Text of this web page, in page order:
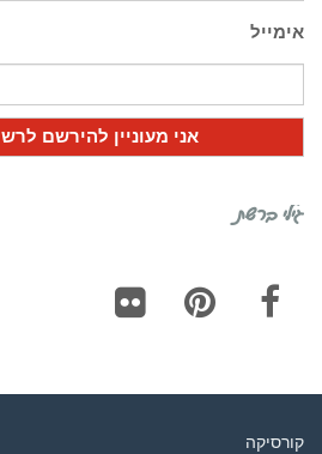
אימייל
גילי ברשת
קורסיקה